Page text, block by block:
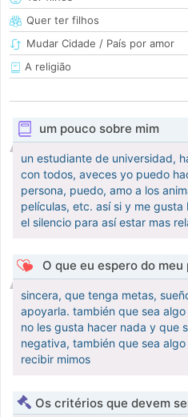
Quer ter filhos
Mudar Cidade / País por amor
A religião
um pouco sobre mim
un estudiante de universidad,
con todos, aveces yo puedo
persona, puedo, amo a los
películas, etc. así si y me
el silencio para así estar mas
O que eu espero do
sincera, que tenga metas,
apoyarla. también que sea
no les gusta hacer nada y que
negativa, también que sea
recibir mimos
Os critérios que devem